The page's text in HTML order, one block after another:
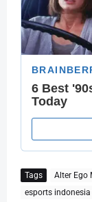
Tags Alter Ego
esports